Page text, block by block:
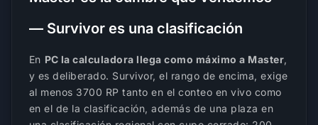
— Survivor es una clasificación
En PC la calculadora llega como máximo a Master,
y es deliberado. Survivor, el rango de encima, exige
al menos 3700 RP tanto en el conteo en vivo como
en el de la clasificación,además de una plaza en